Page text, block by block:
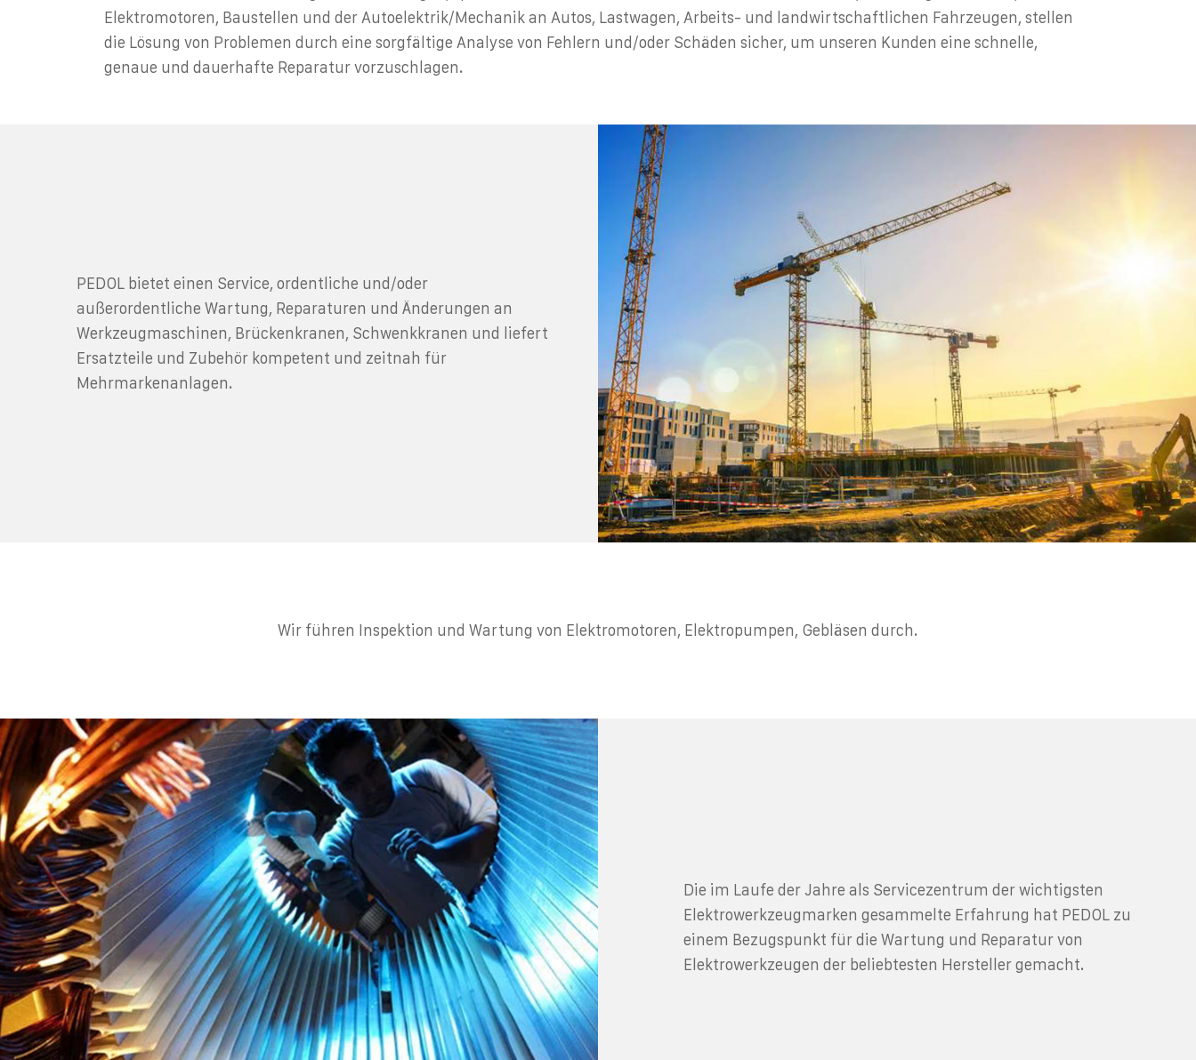
Elektromotoren, Baustellen und der Autoelektrik/Mechanik an Autos, Lastwagen, Arbeits- und landwirtschaftlichen Fahrzeugen, stellen
die Lösung von Problemen durch eine sorgfältige Analyse von Fehlern und/oder Schäden sicher, um unseren Kunden eine schnelle,
genaue und dauerhafte Reparatur vorzuschlagen.
PEDOL bietet einen Service, ordentliche und/oder
außerordentliche Wartung, Reparaturen und Änderungen an
Werkzeugmaschinen, Brückenkranen, Schwenkkranen und liefert
Ersatzteile und Zubehör kompetent und zeitnah für
Mehrmarkenanlagen.
Wir führen Inspektion und Wartung von Elektromotoren, Elektropumpen, Gebläsen durch.
Die im Laufe der Jahre als Servicezentrum der wichtigsten
Elektrowerkzeugmarken gesammelte Erfahrung hat PEDOL zu
einem Bezugspunkt für die Wartung und Reparatur von
Elektrowerkzeugen der beliebtesten Hersteller gemacht.